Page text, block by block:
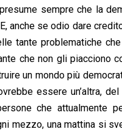
sempre che la
anche se odio dare
tante problematiche
che non gli piacciono
un mondo più
essere un’altra,
che attualmente
mezzo, una mattina si